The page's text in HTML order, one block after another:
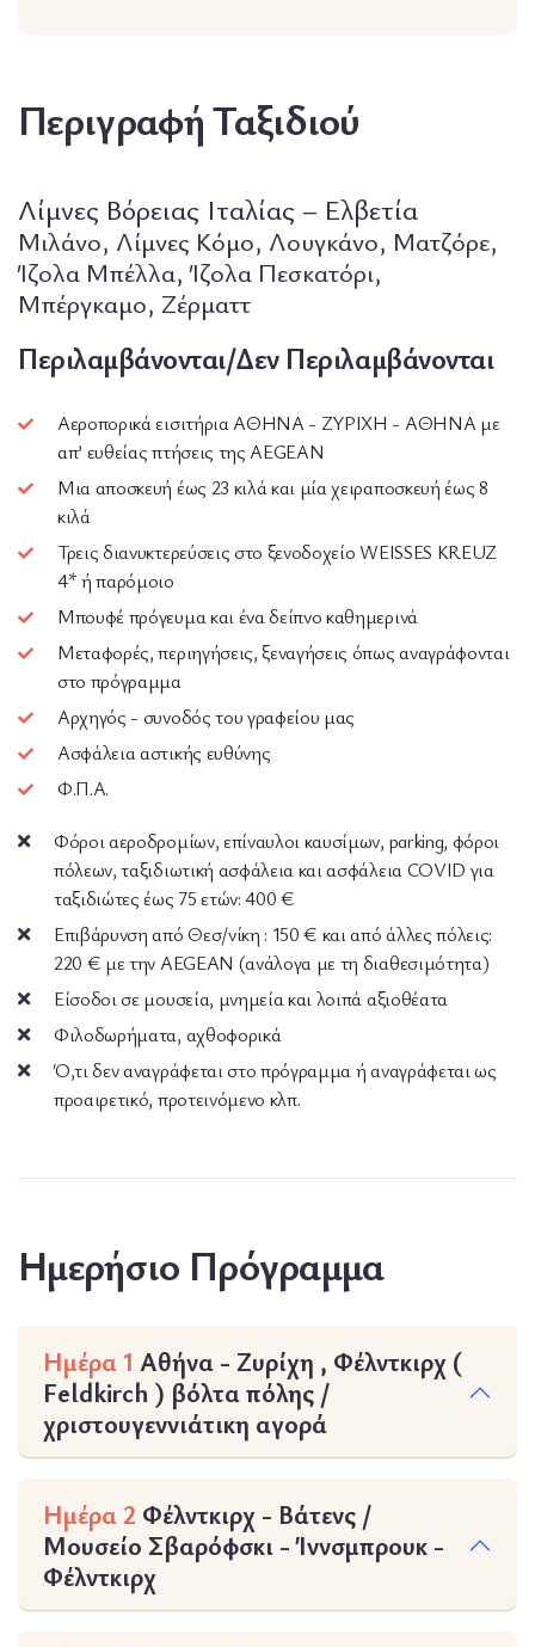
Περιγραφή Ταξιδιού
Λίμνες Βόρειας Ιταλίας – Ελβετία
Μιλάνο, Λίμνες Κόμο, Λουγκάνο, Ματζόρε,
Ίζολα Μπέλλα, Ίζολα Πεσκατόρι,
Μπέργκαμο, Ζέρματτ
Περιλαμβάνονται/Δεν Περιλαμβάνονται
Αεροπορικά εισιτήρια ΑΘΗΝΑ - ΖΥΡΙΧΗ - ΑΘΗΝΑ με
απ’ ευθείας πτήσεις της AEGEAN
Μια αποσκευή έως 23 κιλά και μία χειραποσκευή έως 8
κιλά
Τρεις διανυκτερεύσεις στο ξενοδοχείο WEISSES KREUZ
4* ή παρόμοιο
Μπουφέ πρόγευμα και ένα δείπνο καθημερινά
Μεταφορές, περιηγήσεις, ξεναγήσεις όπως αναγράφονται
στο πρόγραμμα
Αρχηγός - συνοδός του γραφείου μας
Ασφάλεια αστικής ευθύνης
Φ.Π.Α.
Φόροι αεροδρομίων, επίναυλοι καυσίμων, parking, φόροι
πόλεων, ταξιδιωτική ασφάλεια και ασφάλεια COVID για
ταξιδιώτες έως 75 ετών: 400 €
Επιβάρυνση από Θεσ/νίκη : 150 € και από άλλες πόλεις:
220 € με την AEGEAN (ανάλογα με τη διαθεσιμότητα)
Είσοδοι σε μουσεία, μνημεία και λοιπά αξιοθέατα
Φιλοδωρήματα, αχθοφορικά
Ό,τι δεν αναγράφεται στο πρόγραμμα ή αναγράφεται ως
προαιρετικό, προτεινόμενο κλπ.
Ημερήσιο Πρόγραμμα
Ημέρα 1 Αθήνα - Ζυρίχη , Φέλντκιρχ (
Feldkirch ) βόλτα πόλης /
χριστουγεννιάτικη αγορά
Ημέρα 2 Φέλντκιρχ - Βάτενς /
Μουσείο Σβαρόφσκι - Ίννσμπρουκ -
Φέλντκιρχ